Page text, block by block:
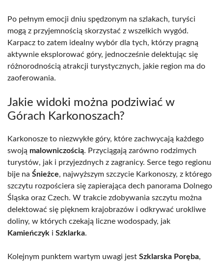
Po pełnym emocji dniu spędzonym na szlakach, turyści
mogą z przyjemnością skorzystać z wszelkich wygód.
Karpacz to zatem idealny wybór dla tych, którzy pragną
aktywnie eksplorować góry, jednocześnie delektując się
różnorodnością atrakcji turystycznych, jakie region ma do
zaoferowania.
Jakie widoki można podziwiać w
Górach Karkonoszach?
Karkonosze to niezwykłe góry, które zachwycają każdego
swoją malowniczością. Przyciągają zarówno rodzimych
turystów, jak i przyjezdnych z zagranicy. Serce tego regionu
bije na Śnieżce, najwyższym szczycie Karkonoszy, z którego
szczytu rozpościera się zapierająca dech panorama Dolnego
Śląska oraz Czech. W trakcie zdobywania szczytu można
delektować się pięknem krajobrazów i odkrywać urokliwe
doliny, w których czekają liczne wodospady, jak
Kamieńczyk i Szklarka.
Kolejnym punktem wartym uwagi jest Szklarska Poręba,